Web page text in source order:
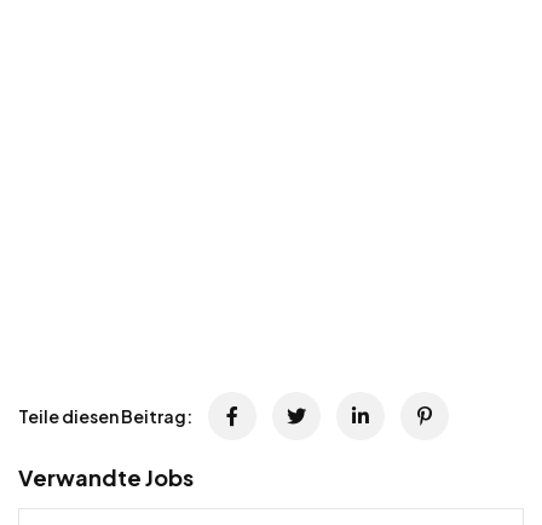
Teile diesen Beitrag:
Verwandte Jobs